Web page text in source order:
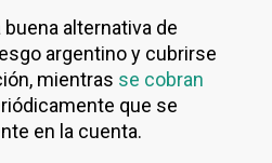
alternativa de
argentino y cubrirse
mientras se cobran
que se
en la cuenta.